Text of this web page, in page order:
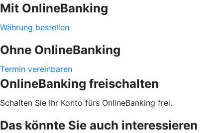
Mit OnlineBanking
Währung bestellen
Ohne OnlineBanking
Termin vereinbaren
OnlineBanking freischalten
Schalten Sie Ihr Konto fürs OnlineBanking frei.
Das könnte Sie auch interessieren